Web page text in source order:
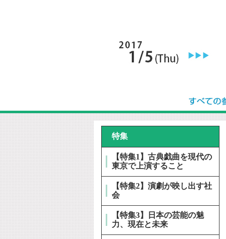
特集
【特集1】古典戯曲を現代の
東京で上演すること
【特集2】演劇が映し出す社
会
【特集3】日本の芸能の魅
力、現在と未来